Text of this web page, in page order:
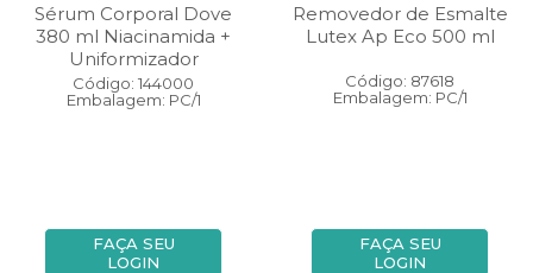
Sérum Corporal Dove
380 ml Niacinamida +
Uniformizador
Código: 144000
Embalagem: PC/1
FAÇA SEU
LOGIN
Removedor de Esmalte
Lutex Ap Eco 500 ml
Código: 87618
Embalagem: PC/1
FAÇA SEU
LOGIN